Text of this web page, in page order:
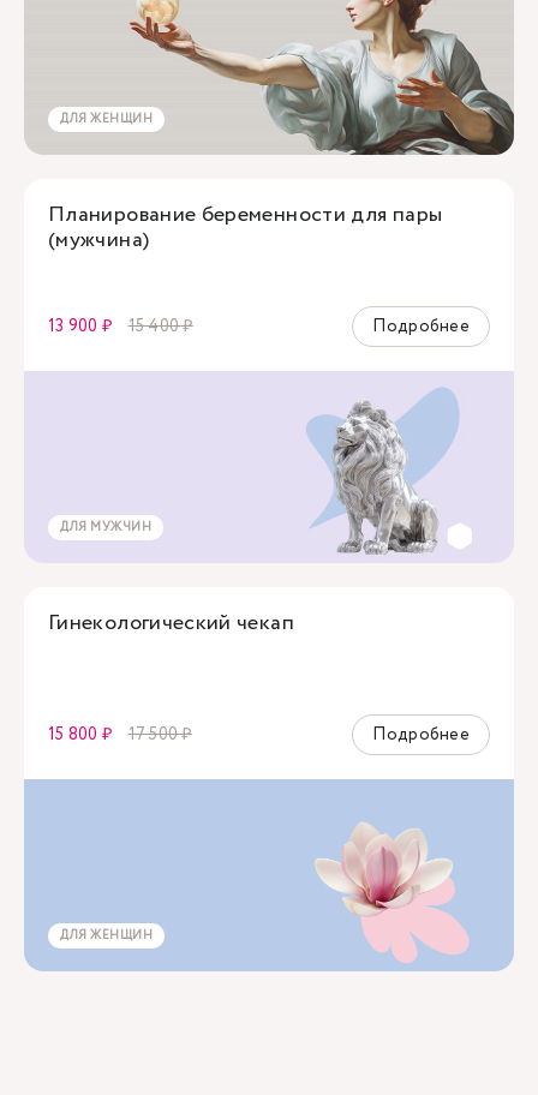
ДЛЯ ЖЕНЩИН
Планирование беременности для пары
(мужчина)
13 900 ₽ 15 400 ₽ Подробнее
ДЛЯ МУЖЧИН
Гинекологический чекап
15 800 ₽ 17 500 ₽ Подробнее
ДЛЯ ЖЕНЩИН